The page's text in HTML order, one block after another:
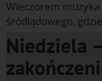
Wieczorem
śródlądowego,
Niedziela